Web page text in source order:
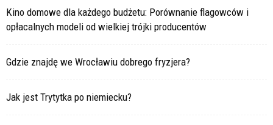
Kino domowe dla każdego budżetu: Porównanie flagowców i
opłacalnych modeli od wielkiej trójki producentów
Gdzie znajdę we Wrocławiu dobrego fryzjera?
Jak jest Trytytka po niemiecku?